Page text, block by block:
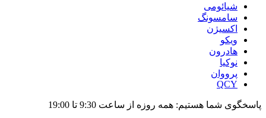
شیائومی
سامسونگ
اکسیژن
ویکو
هادرون
نوکیا
پرووان
QCY
پاسخگوی شما هستیم: همه روزه از ساعت 9:30 تا 19:00